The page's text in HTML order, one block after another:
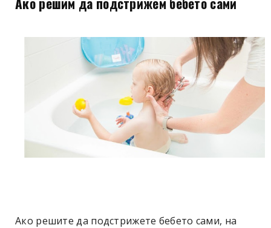
Ако решите да подстрижете бебето сами, на